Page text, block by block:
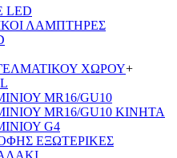
LED
ΛΑΜΠΤΗΡΕΣ
ΧΩΡΟΥ+
MR16/GU10
MR16/GU10 ΚΙΝΗΤΑ
G4
ΕΞΩΤΕΡΙΚΕΣ